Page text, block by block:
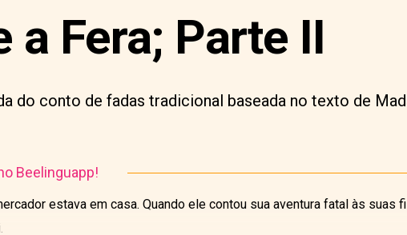
a Fera; Parte II
do conto de fadas tradicional baseada no texto de
Beelinguapp!
estava em casa. Quando ele contou sua aventura fatal às suas